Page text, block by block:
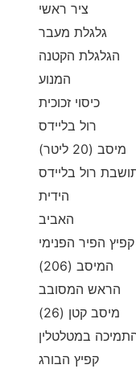
ציר ראשי
גלגלת מעבר
הגלגלת הקטנה
המנוע
כיסוי זכוכית
רול בליידס
מיסב (20 ליטר)
רול בליידס
הידית
האביב
קפיץ הפיר הפנימי
המיסב (206)
הראש המסובב
מיסב קטן (26)
במטלטלין
קפיץ הבורג